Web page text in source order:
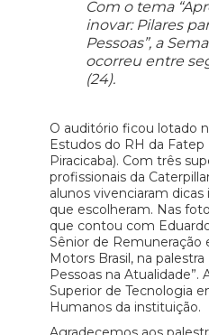
Com o tema
inovar: Pilares
Pessoas”, a
ocorreu entre
(24).
O auditório ficou lotado
Estudos do RH da
Piracicaba). Com três
profissionais da
alunos vivenciaram
que escolheram. Nas
que contou com
Sênior de Remuneração
Motors Brasil, na
Pessoas na Atualidade”.
Superior de Tecnologia
Humanos da instituição.